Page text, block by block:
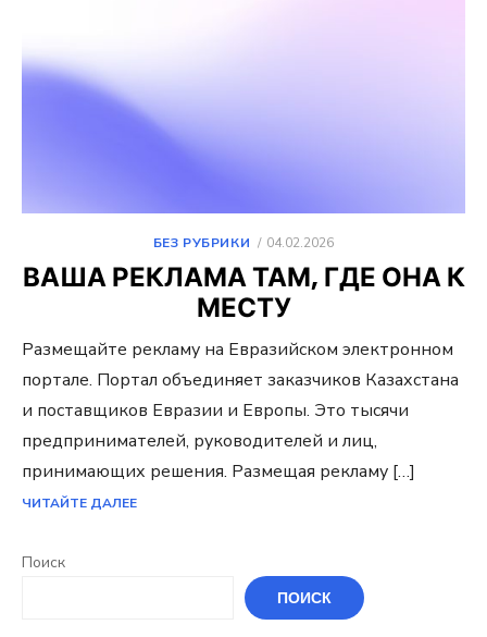
БЕЗ РУБРИКИ ОПУБЛИКОВАНО
04.02.2026
ВАША РЕКЛАМА ТАМ, ГДЕ ОНА К
МЕСТУ
Размещайте рекламу на Евразийском электронном
портале. Портал объединяет заказчиков Казахстана
и поставщиков Евразии и Европы. Это тысячи
предпринимателей, руководителей и лиц,
принимающих решения. Размещая рекламу […]
ЧИТАЙТЕ ДАЛЕЕ
Поиск
ПОИСК